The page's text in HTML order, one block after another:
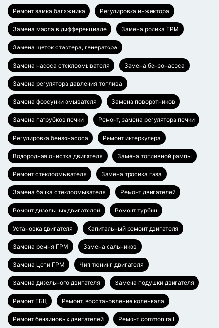
Ремонт замка багажника Регулировка инжектора
Замена масла в дифференциале Замена ролика ГРМ
Замена щеток стартера, генератора
Замена насоса стеклоомывателя Замена бензонасоса
Замена регулятора давления топлива
Замена форсунки омывателя Замена поворотников
Замена патрубков печки Ремонт, замена регулятора печки
Регулировка бензонасоса Ремонт интеркулера
Водородная очистка двигателя Замена топливной рампы
Ремонт стеклоомывателя Замена тросика газа
Замена бачка стеклоомывателя Ремонт двигателей
Ремонт дизельных двигателей Ремонт турбин
Установка двигателя Капитальный ремонт двигателя
Замена ремня ГРМ Замена сальников
Замена цепи ГРМ Чип тюнинг двигателя
Замена дизельного двигателя Замена подушки двигателя
Ремонт ГБЦ Ремонт, восстановление коленвала
Ремонт бензиновых двигателей Ремонт common rail